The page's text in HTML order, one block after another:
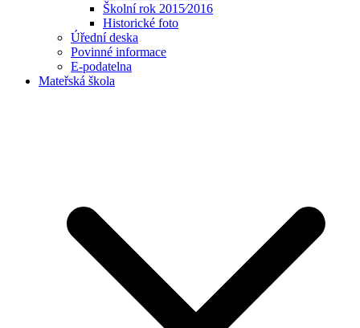
Školní rok 2015⁄2016
Historické foto
Úřední deska
Povinné informace
E-podatelna
Mateřská škola